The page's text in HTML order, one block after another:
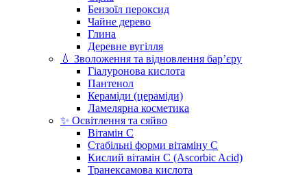
Бензоїл пероксид
Чайне дерево
Глина
Деревне вугілля
💧 Зволоження та відновлення бар’єру
Гіалуронова кислота
Пантенол
Кераміди (цераміди)
Ламелярна косметика
✨ Освітлення та сяйво
Вітамін С
Стабільні форми вітаміну С
Кислий вітамін С (Ascorbic Acid)
Транексамова кислота